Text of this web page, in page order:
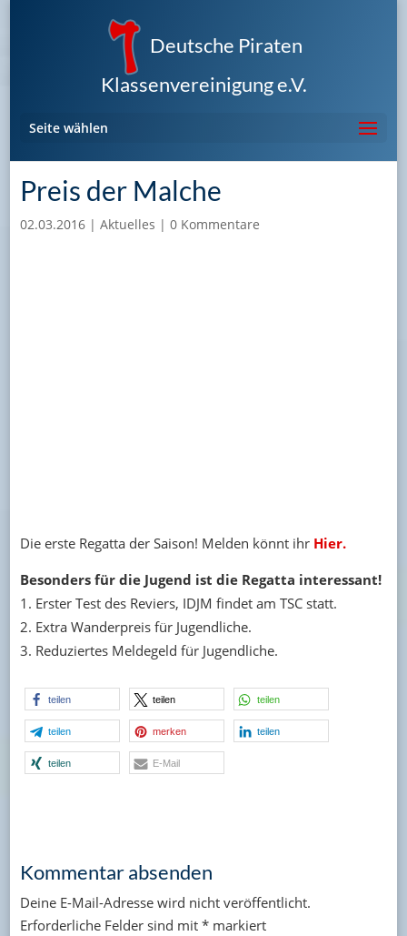
Deutsche Piraten
Klassenvereinigung e.V.
Seite wählen
Preis der Malche
02.03.2016| Aktuelles | 0 Kommentare
Die erste Regatta der Saison! Melden könnt ihr Hier.
Besonders für die Jugend ist die Regatta interessant!
Erster Test des Reviers, IDJM findet am TSC statt.
Extra Wanderpreis für Jugendliche.
Reduziertes Meldegeld für Jugendliche.
teilen teilen teilen
teilen merken teilen
teilen E-Mail
Kommentar absenden
Deine E-Mail-Adresse wird nicht veröffentlicht.
Erforderliche Felder sind mit *markiert